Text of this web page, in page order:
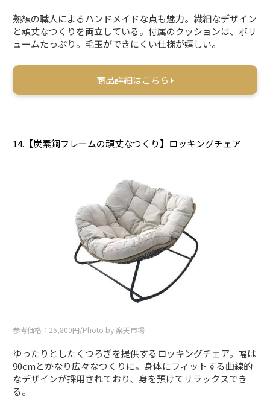
熟練の職人によるハンドメイドな点も魅力。繊細なデザイン
と頑丈なつくりを両立している。付属のクッションは、ボリ
ュームたっぷり。毛玉ができにくい仕様が嬉しい。
商品詳細はこちら
14.【炭素鋼フレームの頑丈なつくり】ロッキングチェア
参考価格：25,800円/Photo by 楽天市場
ゆったりとしたくつろぎを提供するロッキングチェア。幅は
90cmとかなり広々なつくりに。身体にフィットする曲線的
なデザインが採用されており、身を預けてリラックスでき
る。